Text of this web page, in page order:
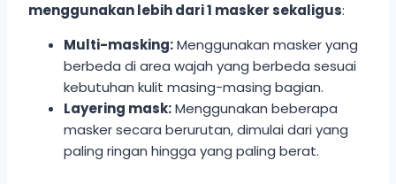
menggunakan lebih dari 1 masker sekaligus:
Multi-masking:Menggunakan masker yang
berbeda di area wajah yang berbeda sesuai
kebutuhan kulit masing-masing bagian.
Layering mask:Menggunakan beberapa
masker secara berurutan, dimulai dari yang
paling ringan hingga yang paling berat.